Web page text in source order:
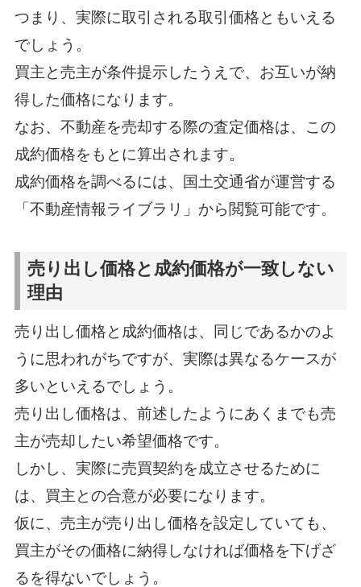
つまり、実際に取引される取引価格ともいえる
でしょう。
買主と売主が条件提示したうえで、お互いが納
得した価格になります。
なお、不動産を売却する際の査定価格は、この
成約価格をもとに算出されます。
成約価格を調べるには、国土交通省が運営する
「不動産情報ライブラリ」から閲覧可能です。
売り出し価格と成約価格が一致しない
理由
売り出し価格と成約価格は、同じであるかのよ
うに思われがちですが、実際は異なるケースが
多いといえるでしょう。
売り出し価格は、前述したようにあくまでも売
主が売却したい希望価格です。
しかし、実際に売買契約を成立させるために
は、買主との合意が必要になります。
仮に、売主が売り出し価格を設定していても、
買主がその価格に納得しなければ価格を下げざ
るを得ないでしょう。